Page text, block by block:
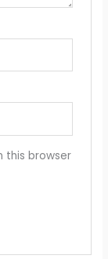
this browser